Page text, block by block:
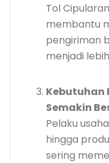
Tol
membantu
pengiriman
menjadi
Kebutuhan
Semakin
Pelaku
hingga
sering